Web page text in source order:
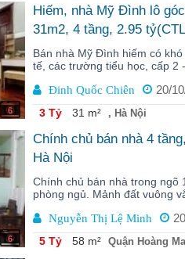
6
Hiếm, nhà Mỹ Đình lô
31m2, 4 tầng, 2.95
Bán nhà Mỹ Đình hiếm có
tế, các trường tiểu học, cấp 2
Đinh Quốc Chiên 20/
3 Tỷ 31 m² , Hà Nội
6
Chính chủ bán nhà 4
Hà Nội
Chính chủ bán nhà trong ngõ
phòng ngủ. Mảnh đất vuông
Nguyễn Thị Lệ Minh
5 Tỷ 58 m² Quận Hoàng